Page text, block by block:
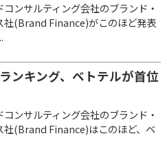
ンサルティング会社のブランド・
社(Brand Finance)がこのほど発表
ンキング、ベトテルが首位
ンサルティング会社のブランド・
社(Brand Finance)はこのほど、ベ